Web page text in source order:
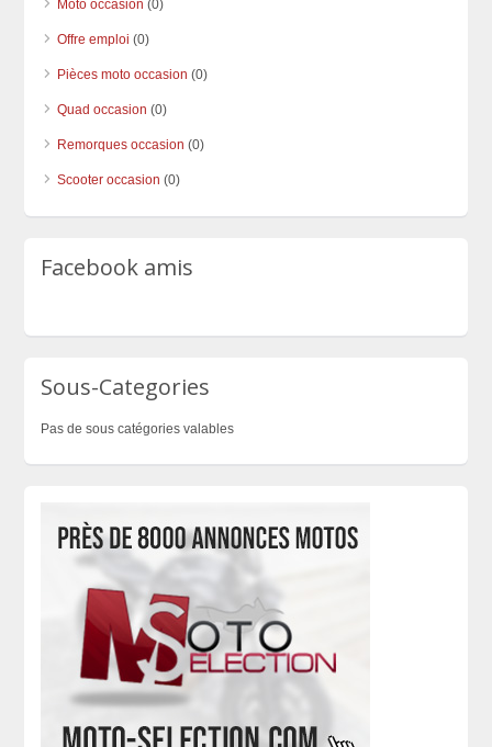
Moto occasion (0)
Offre emploi (0)
Pièces moto occasion (0)
Quad occasion (0)
Remorques occasion (0)
Scooter occasion (0)
Facebook amis
Sous-Categories
Pas de sous catégories valables